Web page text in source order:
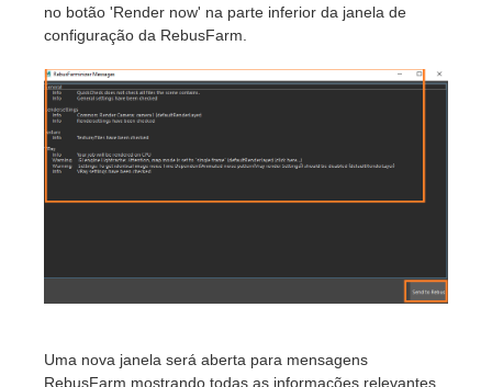
no botão 'Render now' na parte inferior da janela de
configuração da RebusFarm.
Uma nova janela será aberta para mensagens
RebusFarm mostrando todas as informações relevantes,